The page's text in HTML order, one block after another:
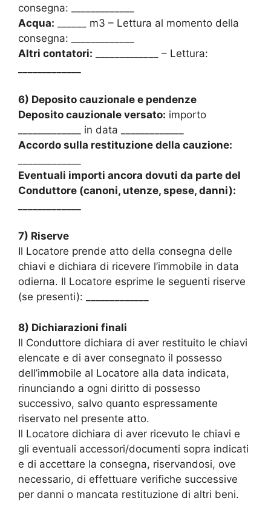
consegna: _____________
Acqua: ______ m3 – Lettura al momento della
consegna: _____________
Altri contatori: _____________ – Lettura:
6) Deposito cauzionale e pendenze
Deposito cauzionale versato: importo
_____________ in data _____________
Accordo sulla restituzione della cauzione:
Eventuali importi ancora dovuti da parte del
Conduttore (canoni, utenze, spese, danni):
7) Riserve
Il Locatore prende atto della consegna delle
chiavi e dichiara di ricevere l’immobile in data
odierna. Il Locatore esprime le seguenti riserve
(se presenti): _____________
8) Dichiarazioni finali
Il Conduttore dichiara di aver restituito le chiavi
elencate e di aver consegnato il possesso
dell’immobile al Locatore alla data indicata,
rinunciando a ogni diritto di possesso
successivo, salvo quanto espressamente
riservato nel presente atto.
Il Locatore dichiara di aver ricevuto le chiavi e
gli eventuali accessori/documenti sopra indicati
e di accettare la consegna, riservandosi, ove
necessario, di effettuare verifiche successive
per danni o mancata restituzione di altri beni.